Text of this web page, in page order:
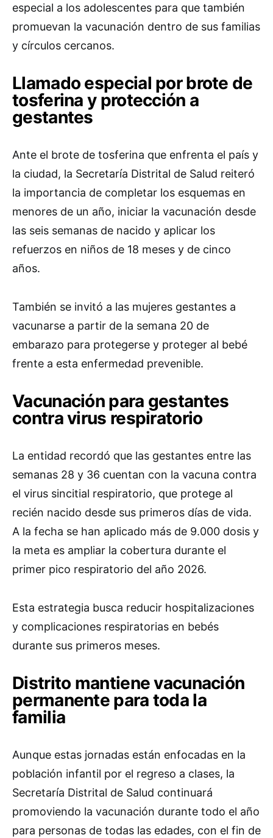
especial a los adolescentes para que también
promuevan la vacunación dentro de sus familias
y círculos cercanos.
Llamado especial por brote de
tosferina y protección a
gestantes
Ante el brote de tosferina que enfrenta el país y
la ciudad, la Secretaría Distrital de Salud reiteró
la importancia de completar los esquemas en
menores de un año, iniciar la vacunación desde
las seis semanas de nacido y aplicar los
refuerzos en niños de 18 meses y de cinco
años.
También se invitó a las mujeres gestantes a
vacunarse a partir de la semana 20 de
embarazo para protegerse y proteger al bebé
frente a esta enfermedad prevenible.
Vacunación para gestantes
contra virus respiratorio
La entidad recordó que las gestantes entre las
semanas 28 y 36 cuentan con la vacuna contra
el virus sincitial respiratorio, que protege al
recién nacido desde sus primeros días de vida.
A la fecha se han aplicado más de 9.000 dosis y
la meta es ampliar la cobertura durante el
primer pico respiratorio del año 2026.
Esta estrategia busca reducir hospitalizaciones
y complicaciones respiratorias en bebés
durante sus primeros meses.
Distrito mantiene vacunación
permanente para toda la
familia
Aunque estas jornadas están enfocadas en la
población infantil por el regreso a clases, la
Secretaría Distrital de Salud continuará
promoviendo la vacunación durante todo el año
para personas de todas las edades, con el fin de